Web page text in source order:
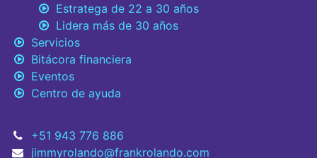
+51 943 776 886
jimmyrolando@frankrolando.com
Estratega de 22 a 30 años
Lidera más de 30 años
Servicios
Bitácora financiera
Eventos
Centro de ayuda